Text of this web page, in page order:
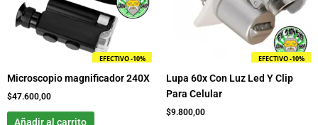
EFECTIVO -10%
Microscopio magnificador 240X
$47.600,00
Añadir al carrito
EFECTIVO -10%
Lupa 60x Con Luz Led Y Clip
Para Celular
$9.800,00